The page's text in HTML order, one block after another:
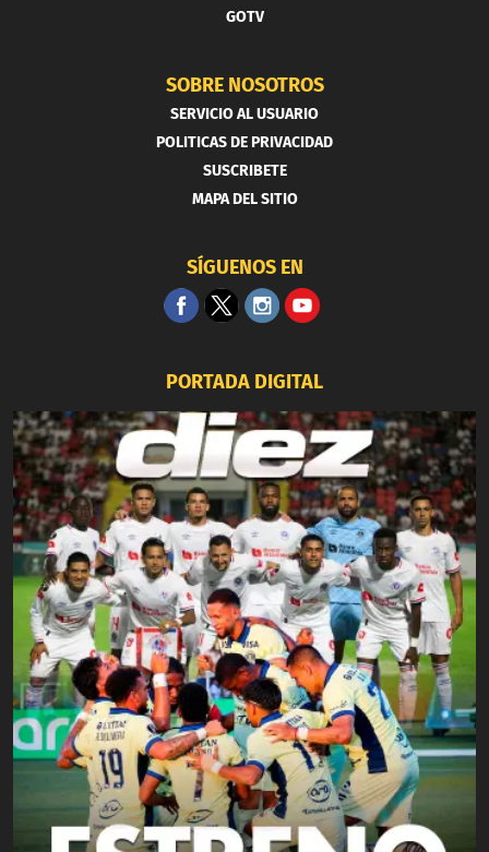
GOTV
SOBRE NOSOTROS
SERVICIO AL USUARIO
POLITICAS DE PRIVACIDAD
SUSCRIBETE
MAPA DEL SITIO
SÍGUENOS EN
PORTADA DIGITAL